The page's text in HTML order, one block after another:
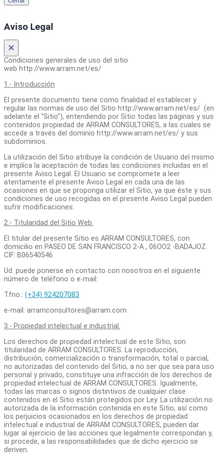
Aviso Legal
×
Condiciones generales de uso del sitio
web http://www.arram.net/es/
1.- Introducción
El presente documento tiene como finalidad el establecer y
regular las normas de uso del Sitio http://www.arram.net/es/ (en
adelante el "Sitio"), entendiendo por Sitio todas las páginas y sus
contenidos propiedad de ARRAM CONSULTORES, a las cuales se
accede a través del dominio http://www.arram.net/es/ y sus
subdominios.
La utilización del Sitio atribuye la condición de Usuario del mismo
e implica la aceptación de todas las condiciones incluidas en el
presente Aviso Legal. El Usuario se compromete a leer
atentamente el presente Aviso Legal en cada una de las
ocasiones en que se proponga utilizar el Sitio, ya que éste y sus
condiciones de uso recogidas en el presente Aviso Legal pueden
sufrir modificaciones.
2.- Titularidad del Sitio Web.
El titular del presente Sitio es ARRAM CONSULTORES, con
domicilio en PASEO DE SAN FRANCISCO 2-A , 06OO2 -BADAJOZ.
CIF: B06540546
Ud. puede ponerse en contacto con nosotros en el siguiente
número de teléfono o e-mail:
Tfno.: (+34) 924207083
e-mail: arramconsultores@arram.com
3.- Propiedad intelectual e industrial.
Los derechos de propiedad intelectual de este Sitio, son
titularidad de ARRAM CONSULTORES. La reproducción,
distribución, comercialización o transformación, total o parcial,
no autorizadas del contenido del Sitio, a no ser que sea para uso
personal y privado, constituye una infracción de los derechos de
propiedad intelectual de ARRAM CONSULTORES. Igualmente,
todas las marcas o signos distintivos de cualquier clase
contenidos en el Sitio están protegidos por Ley. La utilización no
autorizada de la información contenida en este Sitio, así como
los perjuicios ocasionados en los derechos de propiedad
intelectual e industrial de ARRAM CONSULTORES, pueden dar
lugar al ejercicio de las acciones que legalmente correspondan y,
si procede, a las responsabilidades que de dicho ejercicio se
deriven.